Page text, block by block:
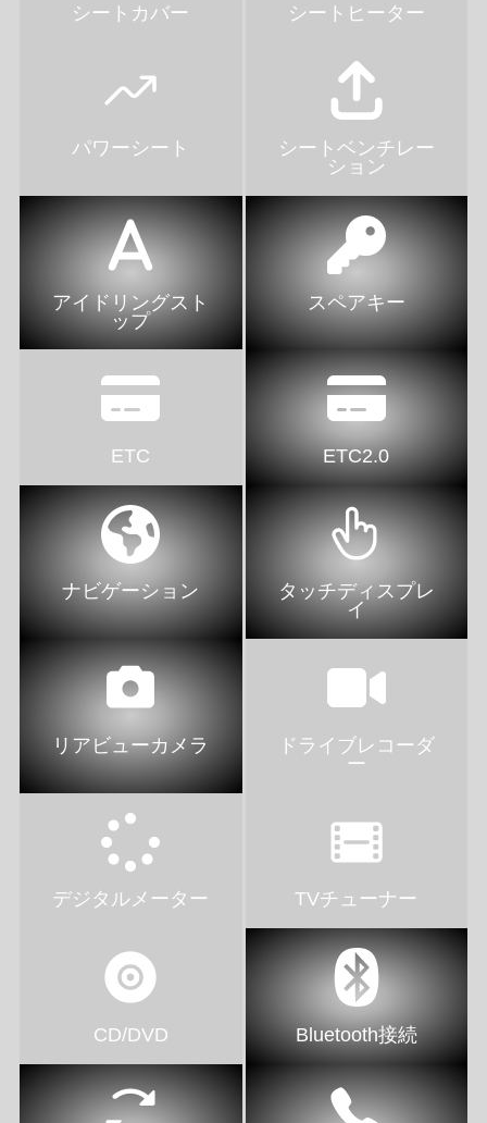
シートカバー シートヒーター
パワーシート
シートベンチレー
ション
アイドリングスト
ップ
スペアキー
ETC ETC2.0
ナビゲーション
タッチディスプレ
イ
リアビューカメラ
ドライブレコーダ
ー
デジタルメーター TVチューナー
CD/DVD Bluetooth接続